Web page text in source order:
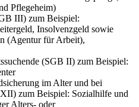
Pflegeheim)
III) zum Beispiel:
Insolvenzgeld sowie
(Agentur für Arbeit),
(SGB II) zum Beispiel:
im Alter und bei
zum Beispiel: Sozialhilfe und
Alters- oder